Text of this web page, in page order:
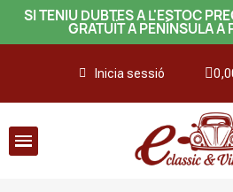
SI TENIU DUBTES A L'ESTOC
GRATUÏT A PENÍNSULA A
Inicia sessió